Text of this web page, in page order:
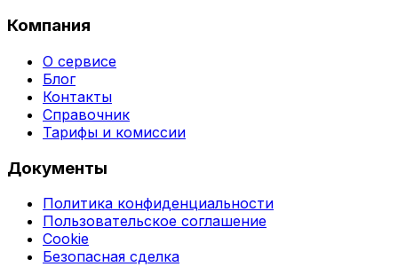
Компания
О сервисе
Блог
Контакты
Справочник
Тарифы и комиссии
Документы
Политика конфиденциальности
Пользовательское соглашение
Cookie
Безопасная сделка